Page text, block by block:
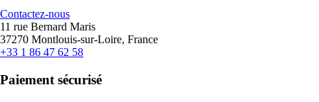
Contactez-nous
11 rue Bernard Maris
37270 Montlouis-sur-Loire, France
+33 1 86 47 62 58
Paiement sécurisé